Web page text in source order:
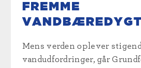
FREMME
Mens verden oplever
vandudfordringer, går